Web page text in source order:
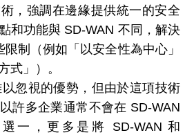
，強調在邊緣提供統一的安全
和功能與 SD-WAN 不同，解決
制（例如「以安全性為中心」
式」）。
忽視的優勢，但由於這項技術
許多企業通常不會在 SD-WAN
一，更多是將 SD-WAN 和